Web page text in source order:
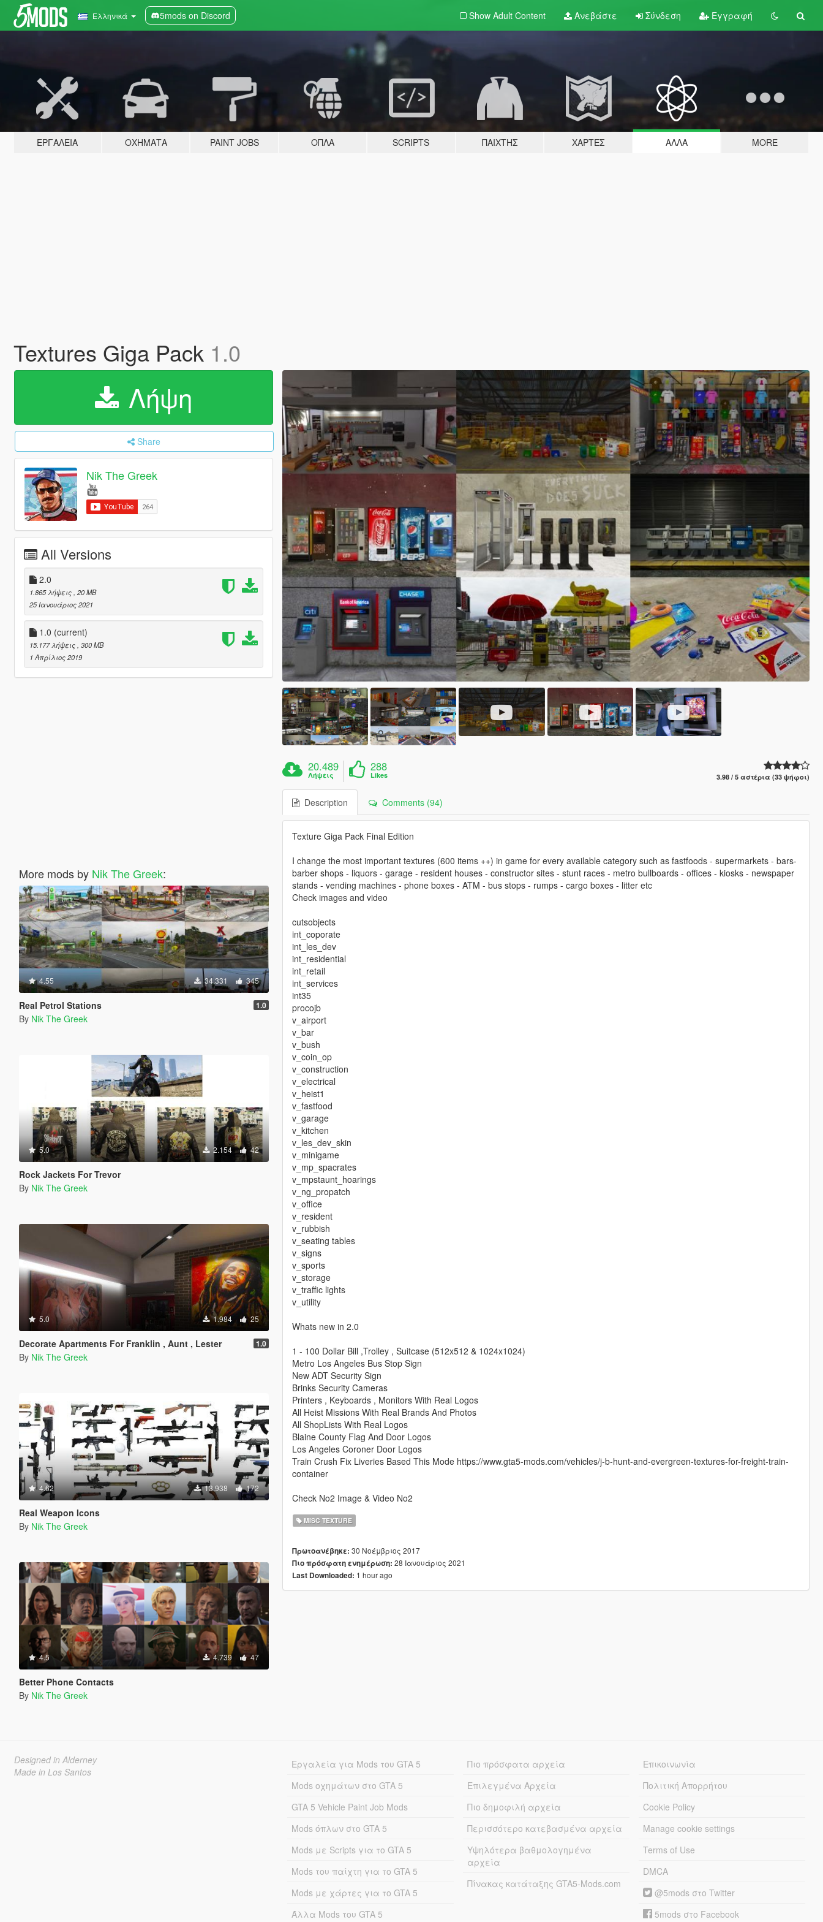
Ελληνικά 5mods on Discord Show Adult Content Ανεβάστε Σύνδεση Εγγραφή
ΕΡΓΑΛΕΊΑ ΟΧΉΜΑΤΑ PAINT JOBS ΌΠΛΑ SCRIPTS ΠΑΊΧΤΗΣ ΧΆΡΤΕΣ ΆΛΛΑ MORE
Textures Giga Pack 1.0
Λήψη
Share
Nik The Greek
All Versions
2.0
1.865 λήψεις , 20 MB
25 Ιανουάριος 2021
1.0 (current)
15.177 λήψεις , 300 MB
1 Απρίλιος 2019
More mods by Nik The Greek:
4.55 34.331 345
Real Petrol Stations 1.0
By Nik The Greek
5.0 2.154 42
Rock Jackets For Trevor
By Nik The Greek
5.0 1.984 25
Decorate Apartments For Franklin , Aunt , Lester 1.0
By Nik The Greek
4.62 13.938 172
Real Weapon Icons
By Nik The Greek
4.5 4.739 47
Better Phone Contacts
By Nik The Greek
20.489
Λήψεις
288
Likes 3.98 / 5 αστέρια (33 ψήφοι)
Description Comments (94)
Texture Giga Pack Final Edition
I change the most important textures (600 items ++) in game for every available category such as fastfoods - supermarkets - bars-
barber shops - liquors - garage - resident houses - constructor sites - stunt races - metro bullboards - offices - kiosks - newspaper
stands - vending machines - phone boxes - ATM - bus stops - rumps - cargo boxes - litter etc
Check images and video
cutsobjects
int_coporate
int_les_dev
int_residential
int_retail
int_services
int35
procojb
v_airport
v_bar
v_bush
v_coin_op
v_construction
v_electrical
v_heist1
v_fastfood
v_garage
v_kitchen
v_les_dev_skin
v_minigame
v_mp_spacrates
v_mpstaunt_hoarings
v_ng_propatch
v_office
v_resident
v_rubbish
v_seating tables
v_signs
v_sports
v_storage
v_traffic lights
v_utility
Whats new in 2.0
1 - 100 Dollar Bill ,Trolley , Suitcase (512x512 & 1024x1024)
Metro Los Angeles Bus Stop Sign
New ADT Security Sign
Brinks Security Cameras
Printers , Keyboards , Monitors With Real Logos
All Heist Missions With Real Brands And Photos
All ShopLists With Real Logos
Blaine County Flag And Door Logos
Los Angeles Coroner Door Logos
Train Crush Fix Liveries Based This Mode https://www.gta5-mods.com/vehicles/j-b-hunt-and-evergreen-textures-for-freight-train-
container
Check No2 Image & Video No2
MISC TEXTURE
Πρωτοανέβηκε: 30 Νοέμβριος 2017
Πιο πρόσφατη ενημέρωση: 28 Ιανουάριος 2021
Last Downloaded: 1 hour ago
Designed in Alderney
Made in Los Santos
Εργαλεία για Mods του GTA 5
Mods οχημάτων στο GTA 5
GTA 5 Vehicle Paint Job Mods
Mods όπλων στο GTA 5
Mods με Scripts για το GTA 5
Mods του παίχτη για το GTA 5
Mods με χάρτες για το GTA 5
Άλλα Mods του GTA 5
Πιο πρόσφατα αρχεία
Επιλεγμένα Αρχεία
Πιο δημοφιλή αρχεία
Περισσότερο κατεβασμένα αρχεία
Υψηλότερα βαθμολογημένα
αρχεία
Πίνακας κατάταξης GTA5-Mods.com
Επικοινωνία
Πολιτική Απορρήτου
Cookie Policy
Manage cookie settings
Terms of Use
DMCA
@5mods στο Twitter
5mods στο Facebook